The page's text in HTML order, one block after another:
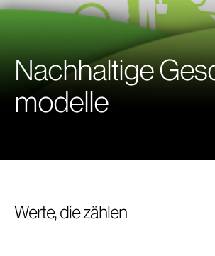
Nachhaltige
modelle
Werte, die zählen